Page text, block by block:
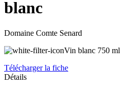
blanc
Domaine Comte Senard
Vin blanc 750 ml
Télécharger la fiche
Détails